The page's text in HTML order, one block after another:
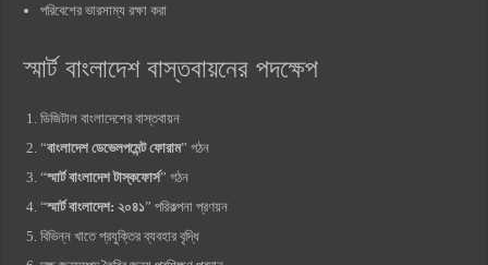
পরিবেশের ভারসাম্য রক্ষা করা
স্মার্ট বাংলাদেশ বাস্তবায়নের পদক্ষেপ
ডিজিটাল বাংলাদেশের বাস্তবায়ন
“বাংলাদেশ ডেভেলপমেন্ট ফোরাম” গঠন
“স্মার্ট বাংলাদেশ টাস্কফোর্স” গঠন
“স্মার্ট বাংলাদেশ: ২০৪১” পরিকল্পনা প্রণয়ন
বিভিন্ন খাতে প্রযুক্তির ব্যবহার বৃদ্ধি